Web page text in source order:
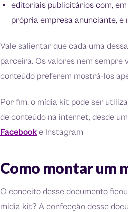
editoriais publicitários com, em
própria empresa anunciante, e
Vale salientar que cada uma
parceira. Os valores nem sempre
conteúdo preferem mostrá-los
Por fim, o mídia kit pode ser
de conteúdo na internet, desde
Facebook e Instagram
Como montar um
O conceito desse documento
mídia kit? A confecção desse